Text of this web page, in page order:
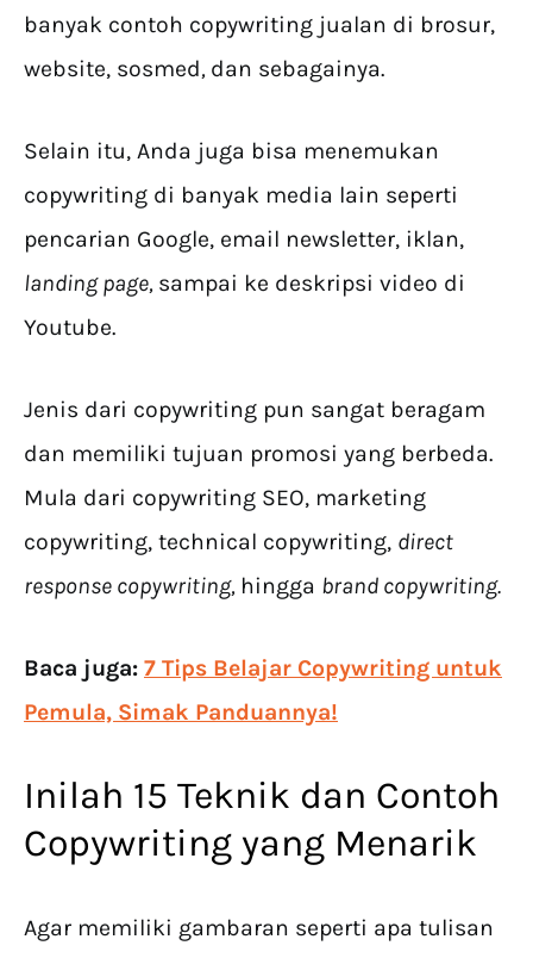
banyak contoh copywriting jualan di brosur,
website, sosmed, dan sebagainya.
Selain itu, Anda juga bisa menemukan
copywriting di banyak media lain seperti
pencarian Google, email newsletter, iklan,
landing page, sampai ke deskripsi video di
Youtube.
Jenis dari copywriting pun sangat beragam
dan memiliki tujuan promosi yang berbeda.
Mula dari copywriting SEO, marketing
copywriting, technical copywriting, direct
response copywriting, hingga brand copywriting.
Baca juga: 7 Tips Belajar Copywriting untuk
Pemula, Simak Panduannya!
Inilah 15 Teknik dan Contoh
Copywriting yang Menarik
Agar memiliki gambaran seperti apa tulisan